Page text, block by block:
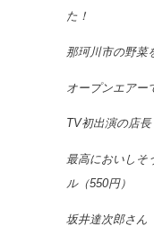
た！
那珂川市の野菜
オープンエアー
TV初出演の店長
最高においしそ
ル（550円）
坂井達次郎さん